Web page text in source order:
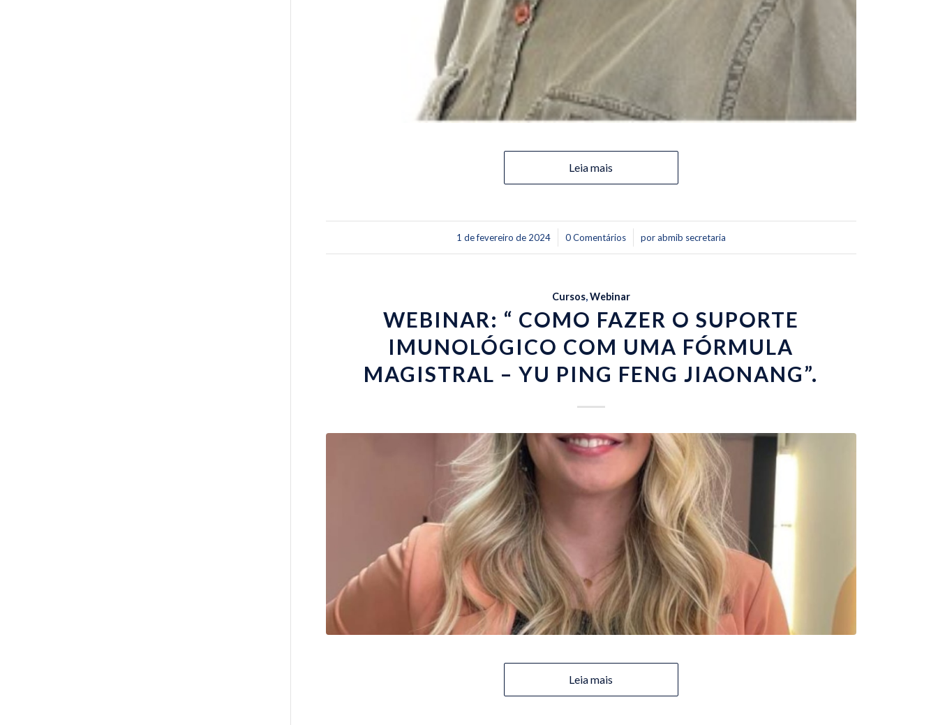
Leia mais
1 de fevereiro de 2024
/ 0 Comentários
/ porabmib secretaria
Cursos,Webinar
WEBINAR: “ COMO FAZER O SUPORTE
IMUNOLÓGICO COM UMA FÓRMULA
MAGISTRAL – YU PING FENG JIAONANG”.
Leia mais